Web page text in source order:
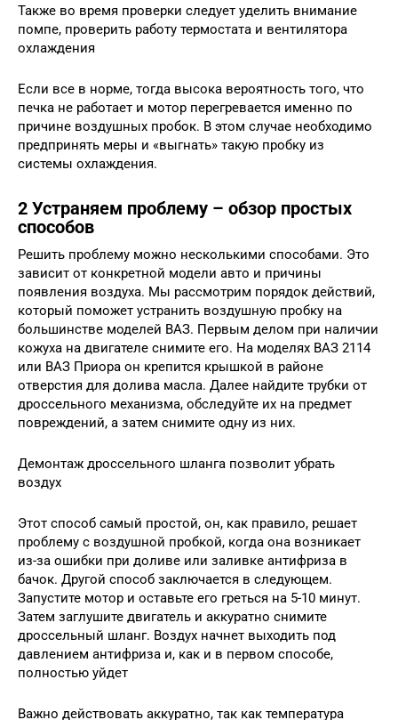
Также во время проверки следует уделить внимание
помпе, проверить работу термостата и вентилятора
охлаждения
Если все в норме, тогда высока вероятность того, что
печка не работает и мотор перегревается именно по
причине воздушных пробок. В этом случае необходимо
предпринять меры и «выгнать» такую пробку из
системы охлаждения.
2 Устраняем проблему – обзор простых
способов
Решить проблему можно несколькими способами. Это
зависит от конкретной модели авто и причины
появления воздуха. Мы рассмотрим порядок действий,
который поможет устранить воздушную пробку на
большинстве моделей ВАЗ. Первым делом при наличии
кожуха на двигателе снимите его. На моделях ВАЗ 2114
или ВАЗ Приора он крепится крышкой в районе
отверстия для долива масла. Далее найдите трубки от
дроссельного механизма, обследуйте их на предмет
повреждений, а затем снимите одну из них.
Демонтаж дроссельного шланга позволит убрать
воздух
Этот способ самый простой, он, как правило, решает
проблему с воздушной пробкой, когда она возникает
из-за ошибки при доливе или заливке антифриза в
бачок. Другой способ заключается в следующем.
Запустите мотор и оставьте его греться на 5-10 минут.
Затем заглушите двигатель и аккуратно снимите
дроссельный шланг. Воздух начнет выходить под
давлением антифриза и, как и в первом способе,
полностью уйдет
Важно действовать аккуратно, так как температура